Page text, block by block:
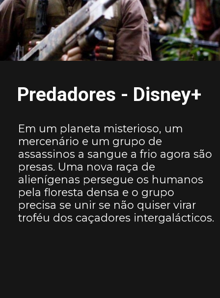
Em um planeta misterioso, um
mercenário e um grupo de
assassinos a sangue a frio agora são
presas. Uma nova raça de
alienígenas persegue os humanos
pela floresta densa e o grupo
precisa se unir se não quiser virar
troféu dos caçadores intergalácticos.
Predadores - Disney+